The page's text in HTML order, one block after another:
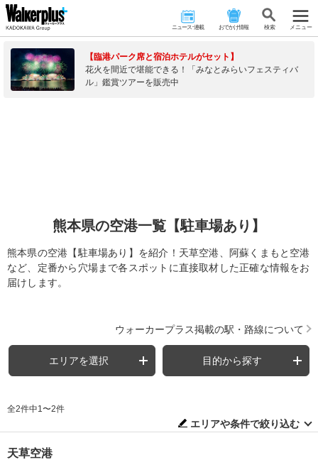
ニュース･連載 おでかけ情報 検 索 メニュー
【臨港パーク席と宿泊ホテルがセット】
花火を間近で堪能できる！「みなとみらいフェスティバ
ル」鑑賞ツアーを販売中
熊本県の空港一覧【駐車場あり】
熊本県の空港【駐車場あり】を紹介！天草空港、阿蘇くまもと空港
など、定番から穴場まで各スポットに直接取材した正確な情報をお
届けします。
ウォーカープラス掲載の駅・路線について
エリアを選択 目的から探す
全2件中1〜2件
エリアや条件で絞り込む
天草空港